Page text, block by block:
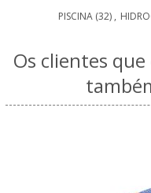
PISCINA (32) ,
Os clientes